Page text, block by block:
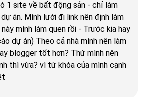
1 site về bất động sản - chỉ làm
án. Mình lười đi link nên định làm
mình làm quen rồi - Trước kia hay
dự án) Theo cả nhà mình nên làm
blogger tốt hơn? Thứ mình nên
thì vừa? vì từ khóa của mình cạnh